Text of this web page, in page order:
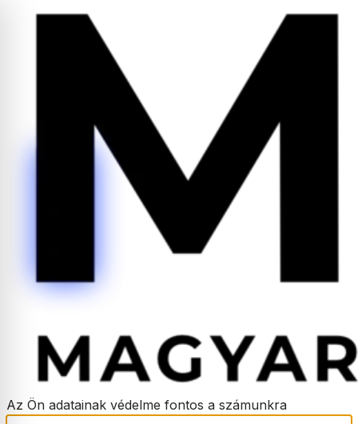
Az Ön adatainak védelme fontos a számunkra